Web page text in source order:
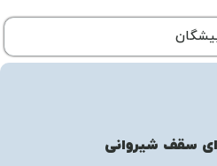
سقف شیروانی